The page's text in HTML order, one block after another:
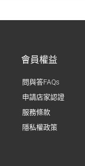
會員權益
問與答FAQs
申請店家認證
服務條款
隱私權政策